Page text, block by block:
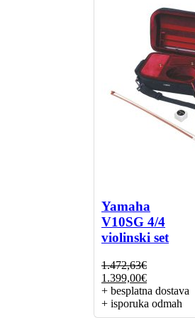
Yamaha
V10SG 4/4
violinski set
1.472,63€
Izvorna
cijena
bila
je:
1.399,00€Trenutna
cijena
je:
1.399,00€.
+ besplatna dostava
+ isporuka odmah